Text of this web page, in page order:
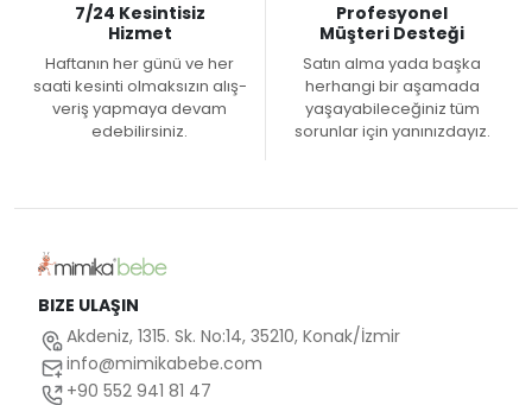
7/24 Kesintisiz
Hizmet
Haftanın her günü ve her
saati kesinti olmaksızın alış-
veriş yapmaya devam
edebilirsiniz.
Profesyonel
Müşteri Desteği
Satın alma yada başka
herhangi bir aşamada
yaşayabileceğiniz tüm
sorunlar için yanınızdayız.
BIZE ULAŞIN
Akdeniz, 1315. Sk. No:14, 35210, Konak/İzmir
info@mimikabebe.com
+90 552 941 81 47